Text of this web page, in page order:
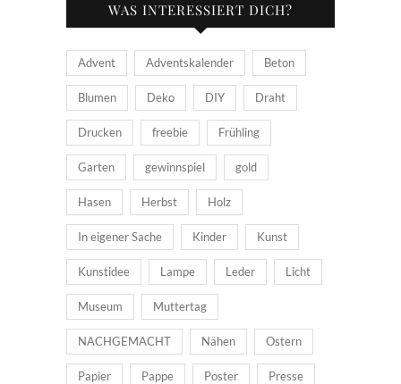
WAS INTERESSIERT DICH?
Advent Adventskalender Beton
Blumen Deko DIY Draht
Drucken freebie Frühling
Garten gewinnspiel gold
Hasen Herbst Holz
In eigener Sache Kinder Kunst
Kunstidee Lampe Leder Licht
Museum Muttertag
NACHGEMACHT Nähen Ostern
Papier Pappe Poster Presse